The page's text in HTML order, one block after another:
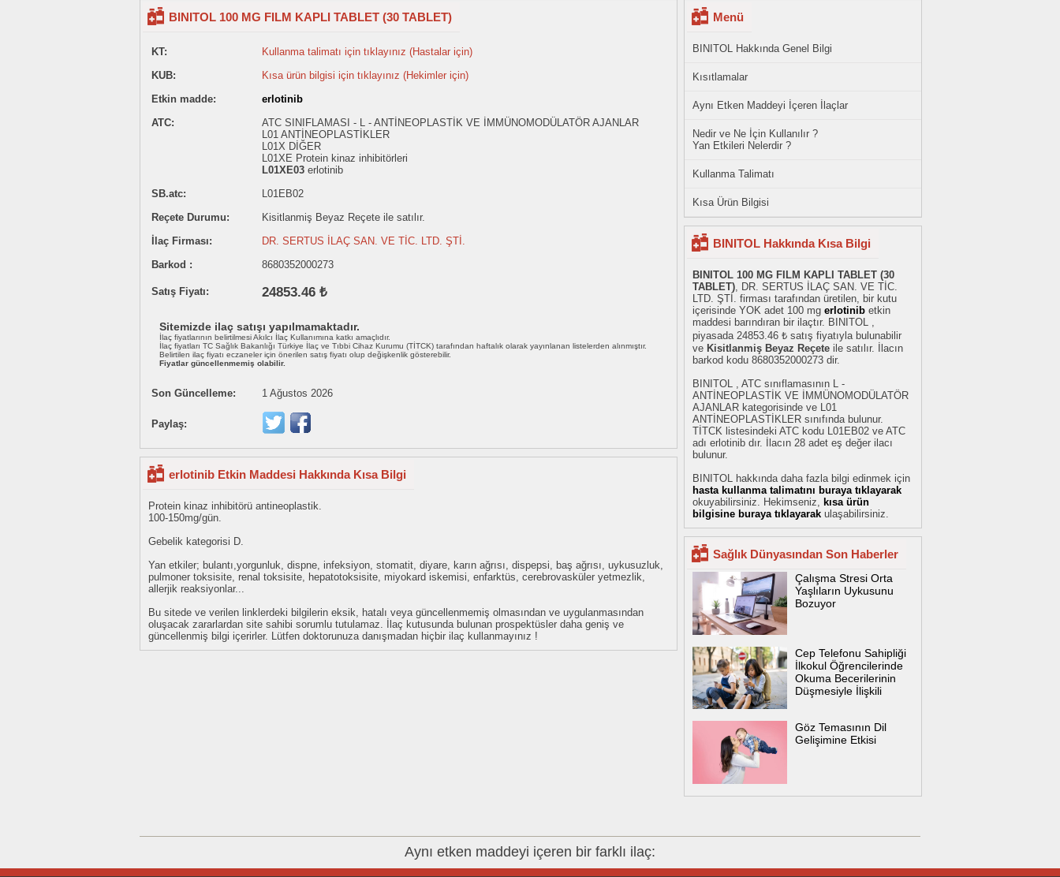
BINITOL 100 MG FILM KAPLI TABLET (30 TABLET)
KT:
Kullanma talimatı için tıklayınız (Hastalar için)
KUB:
Kısa ürün bilgisi için tıklayınız (Hekimler için)
Etkin madde:
erlotinib
ATC:
ATC SINIFLAMASI - L - ANTİNEOPLASTİK VE İMMÜNOMODÜLATÖR AJANLAR
L01 ANTİNEOPLASTİKLER
L01X DİĞER
L01XE Protein kinaz inhibitörleri
L01XE03 erlotinib
SB.atc:
L01EB02
Reçete Durumu:
Kisitlanmiş Beyaz Reçete ile satılır.
İlaç Firması:
DR. SERTUS İLAÇ SAN. VE TİC. LTD. ŞTİ.
Barkod :
8680352000273
Satış Fiyatı: 24853.46 ₺
Sitemizde ilaç satışı yapılmamaktadır.
İlaç fiyatlarının belirtilmesi Akılcı İlaç Kullanımına katkı amaçlıdır.
İlaç fiyatları TC Sağlık Bakanlığı Türkiye İlaç ve Tıbbi Cihaz Kurumu (TİTCK) tarafından haftalık olarak yayınlanan listelerden alınmıştır.
Belirtilen ilaç fiyatı eczaneler için önerilen satış fiyatı olup değişkenlik gösterebilir.
Fiyatlar güncellenmemiş olabilir.
Son Güncelleme: 1 Ağustos 2026
Paylaş:
erlotinib Etkin Maddesi Hakkında Kısa Bilgi
Protein kinaz inhibitörü antineoplastik.
100-150mg/gün.
Gebelik kategorisi D.
Yan etkiler; bulantı,yorgunluk, dispne, infeksiyon, stomatit, diyare, karın ağrısı, dispepsi, baş ağrısı, uykusuzluk,
pulmoner toksisite, renal toksisite, hepatotoksisite, miyokard iskemisi, enfarktüs, cerebrovasküler yetmezlik,
allerjik reaksiyonlar...
Bu sitede ve verilen linklerdeki bilgilerin eksik, hatalı veya güncellenmemiş olmasından ve uygulanmasından
oluşacak zararlardan site sahibi sorumlu tutulamaz. İlaç kutusunda bulunan prospektüsler daha geniş ve
güncellenmiş bilgi içerirler. Lütfen doktorunuza danışmadan hiçbir ilaç kullanmayınız !
Menü
BINITOL Hakkında Genel Bilgi
Kısıtlamalar
Aynı Etken Maddeyi İçeren İlaçlar
Nedir ve Ne İçin Kullanılır ?
Yan Etkileri Nelerdir ?
Kullanma Talimatı
Kısa Ürün Bilgisi
BINITOL Hakkında Kısa Bilgi
BINITOL 100 MG FILM KAPLI TABLET (30
TABLET) , DR. SERTUS İLAÇ SAN. VE TİC.
LTD. ŞTİ. firması tarafından üretilen, bir kutu
içerisinde YOK adet 100 mg erlotinib etkin
maddesi barındıran bir ilaçtır. BINITOL ,
piyasada 24853.46 ₺ satış fiyatıyla bulunabilir
ve Kisitlanmiş Beyaz Reçete ile satılır. İlacın
barkod kodu 8680352000273 dir.
BINITOL , ATC sınıflamasının L -
ANTİNEOPLASTİK VE İMMÜNOMODÜLATÖR
AJANLAR kategorisinde ve L01
ANTİNEOPLASTİKLER sınıfında bulunur.
TİTCK listesindeki ATC kodu L01EB02 ve ATC
adı erlotinib dır. İlacın 28 adet eş değer ilacı
bulunur.
BINITOL hakkında daha fazla bilgi edinmek için
hasta kullanma talimatını buraya tıklayarak
okuyabilirsiniz. Hekimseniz,
kısa ürün
bilgisine buraya tıklayarak ulaşabilirsiniz.
Sağlık Dünyasından Son Haberler
Çalışma Stresi Orta
Yaşlıların Uykusunu
Bozuyor
Cep Telefonu Sahipliği
İlkokul Öğrencilerinde
Okuma Becerilerinin
Düşmesiyle İlişkili
Göz Temasının Dil
Gelişimine Etkisi
Aynı etken maddeyi içeren bir farklı ilaç: